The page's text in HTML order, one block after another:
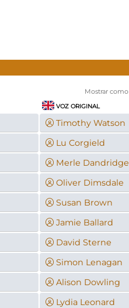
Mostrar como
VOZ ORIGINAL
Timothy Watson
Lu Corgield
Merle Dandridge
Oliver Dimsdale
Susan Brown
Jamie Ballard
David Sterne
Simon Lenagan
Alison Dowling
Lydia Leonard